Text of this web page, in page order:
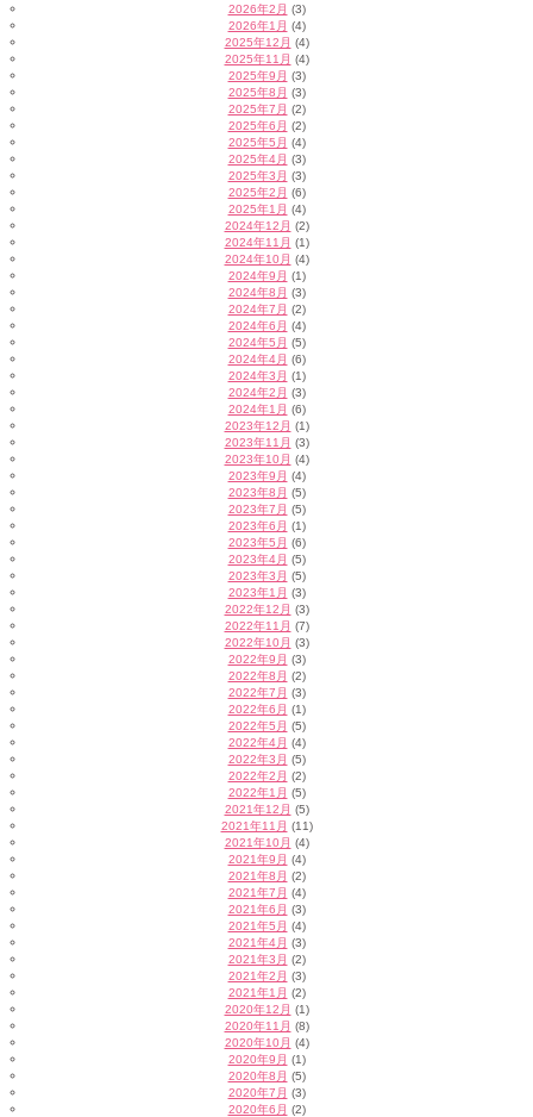
2026年2月 (3)
2026年1月 (4)
2025年12月 (4)
2025年11月 (4)
2025年9月 (3)
2025年8月 (3)
2025年7月 (2)
2025年6月 (2)
2025年5月 (4)
2025年4月 (3)
2025年3月 (3)
2025年2月 (6)
2025年1月 (4)
2024年12月 (2)
2024年11月 (1)
2024年10月 (4)
2024年9月 (1)
2024年8月 (3)
2024年7月 (2)
2024年6月 (4)
2024年5月 (5)
2024年4月 (6)
2024年3月 (1)
2024年2月 (3)
2024年1月 (6)
2023年12月 (1)
2023年11月 (3)
2023年10月 (4)
2023年9月 (4)
2023年8月 (5)
2023年7月 (5)
2023年6月 (1)
2023年5月 (6)
2023年4月 (5)
2023年3月 (5)
2023年1月 (3)
2022年12月 (3)
2022年11月 (7)
2022年10月 (3)
2022年9月 (3)
2022年8月 (2)
2022年7月 (3)
2022年6月 (1)
2022年5月 (5)
2022年4月 (4)
2022年3月 (5)
2022年2月 (2)
2022年1月 (5)
2021年12月 (5)
2021年11月 (11)
2021年10月 (4)
2021年9月 (4)
2021年8月 (2)
2021年7月 (4)
2021年6月 (3)
2021年5月 (4)
2021年4月 (3)
2021年3月 (2)
2021年2月 (3)
2021年1月 (2)
2020年12月 (1)
2020年11月 (8)
2020年10月 (4)
2020年9月 (1)
2020年8月 (5)
2020年7月 (3)
2020年6月 (2)